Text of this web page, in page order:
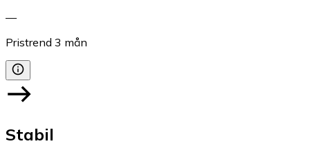
—
Pristrend 3 mån
Stabil